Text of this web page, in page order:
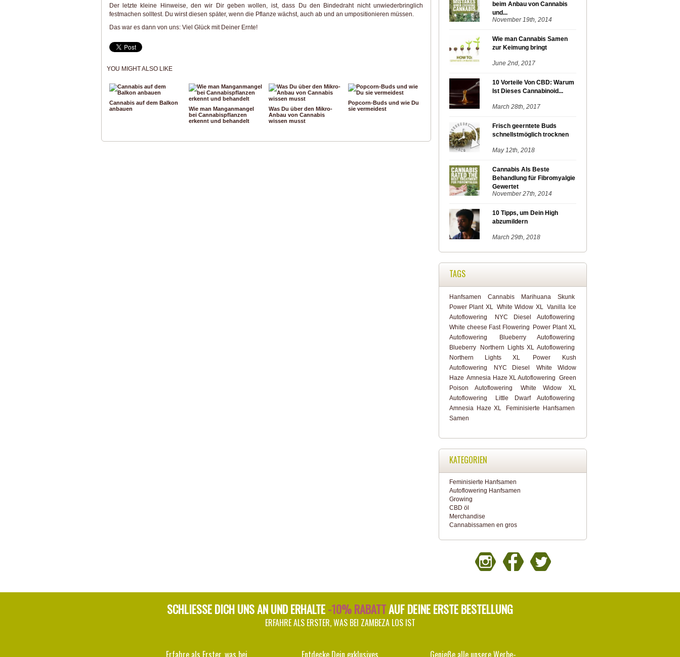
Der letzte kleine Hinweise, den wir Dir geben wollen, ist, dass Du den Bindedraht nicht unwiederbringlich
festmachen solltest. Du wirst diesen später, wenn die Pflanze wächst, auch ab und an umpositionieren müssen.
Das war es dann von uns: Viel Glück mit Deiner Ernte!
YOU MIGHT ALSO LIKE
Cannabis auf dem Balkon
anbauen
Wie man Manganmangel
bei Cannabispflanzen
erkennt und behandelt
Was Du über den Mikro-
Anbau von Cannabis
wissen musst
Popcorn-Buds und wie Du
sie vermeidest
beim Anbau von Cannabis
und...
November 19th, 2014
Wie man Cannabis Samen
zur Keimung bringt
June 2nd, 2017
10 Vorteile Von CBD: Warum
Ist Dieses Cannabinoid...
March 28th, 2017
Frisch geerntete Buds
schnellstmöglich trocknen
May 12th, 2018
Cannabis Als Beste
Behandlung für Fibromyalgie
Gewertet
November 27th, 2014
10 Tipps, um Dein High
abzumildern
March 29th, 2018
TAGS
Hanfsamen Cannabis Marihuana
Skunk
Power Plant XL White Widow XL Vanilla Ice
Autoflowering
NYC Diesel Autoflowering
White cheese Fast Flowering
Power Plant XL
Autoflowering
Blueberry Autoflowering
Blueberry
Northern Lights XL Autoflowering
Northern Lights XL
Power Kush
Autoflowering
NYC Diesel
White Widow
Haze Amnesia Haze XL Autoflowering Green
Poison Autoflowering
White Widow XL
Autoflowering
Little Dwarf Autoflowering
Amnesia Haze XL
Feminisierte Hanfsamen
Samen
KATEGORIEN
Feminisierte Hanfsamen
Autoflowering Hanfsamen
Growing
CBD öl
Merchandise
Cannabissamen en gros
SCHLIESSE DICH UNS AN UND ERHALTE-10% RABATTAUF DEINE ERSTE BESTELLUNG
ERFAHRE ALS ERSTER, WAS BEI ZAMBEZA LOS IST
Erfahre als Erster, was bei Entdecke Dein exklusives Genieße alle unsere Werbe-